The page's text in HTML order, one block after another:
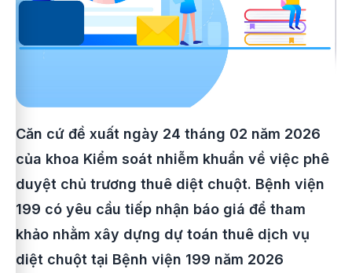
Căn cứ đề xuất ngày 24 tháng 02 năm 2026
của khoa Kiểm soát nhiễm khuẩn về việc phê
duyệt chủ trương thuê diệt chuột. Bệnh viện
199 có yêu cầu tiếp nhận báo giá để tham
khảo nhằm xây dựng dự toán thuê dịch vụ
diệt chuột tại Bệnh viện 199 năm 2026